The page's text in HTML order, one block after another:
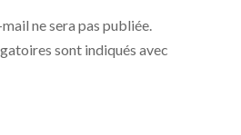
ne sera pas publiée.
sont indiqués avec